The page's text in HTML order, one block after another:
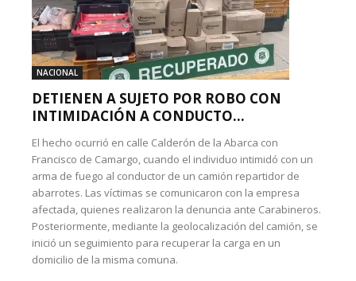
NACIONAL
DETIENEN A SUJETO POR ROBO CON
INTIMIDACIÓN A CONDUCTO...
El hecho ocurrió en calle Calderón de la Abarca con
Francisco de Camargo, cuando el individuo intimidó con un
arma de fuego al conductor de un camión repartidor de
abarrotes. Las víctimas se comunicaron con la empresa
afectada, quienes realizaron la denuncia ante Carabineros.
Posteriormente, mediante la geolocalización del camión, se
inició un seguimiento para recuperar la carga en un
domicilio de la misma comuna.